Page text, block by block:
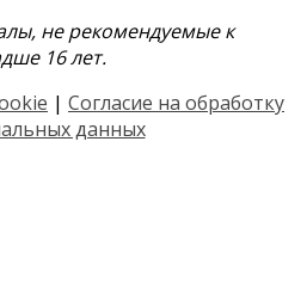
не рекомендуемые к
16 лет.
| Согласие на обработку
данных